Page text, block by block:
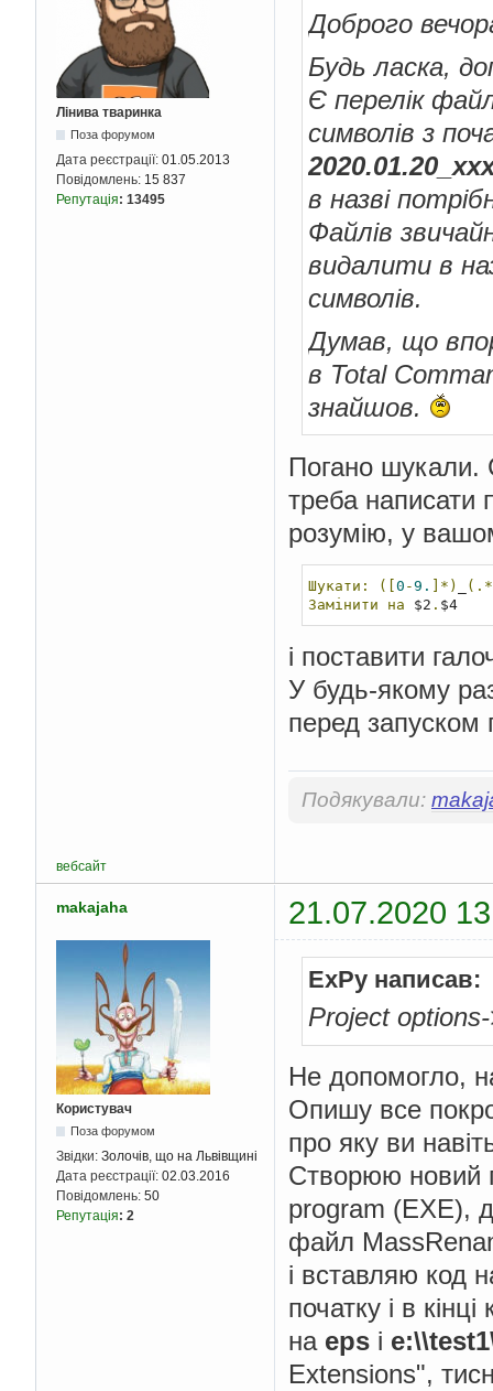
Лінива тваринка
Поза форумом
Дата реєстрації: 01.05.2013
Повідомлень: 15 837
Репутація: 13495
Доброго
Будь ласка,
Є перелік
символів з
в назві
Файлів
видалити в
символів.
Думав, що
в Total
знайшов.
Погано шукали.
треба написати
розумію, у
Шукати: ([ 0 -9. ]*)
Замінити
на $2 . $4
і поставити
У будь-якому
перед
Подякували:
вебсайт
makajaha 21.07.2020
Користувач
Поза форумом
Звідки: Золочів, що на Львівщині
Дата реєстрації: 02.03.2016
Повідомлень: 50
Репутація: 2
ExPy написав:
Project
Не допомогло,
Опишу все
про яку ви
Створюю новий
program (EXE),
файл
і вставляю код
початку і в
на eps і
Extensions",